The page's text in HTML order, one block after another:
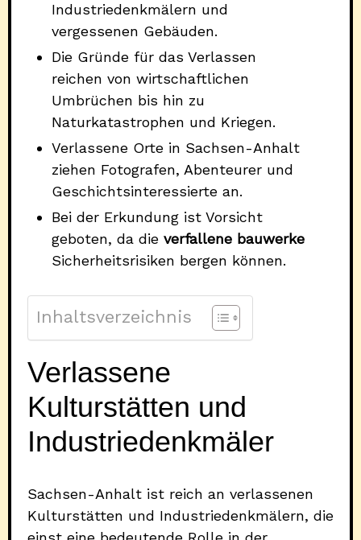
Industriedenkmälern und
vergessenen Gebäuden.
Die Gründe für das Verlassen
reichen von wirtschaftlichen
Umbrüchen bis hin zu
Naturkatastrophen und Kriegen.
Verlassene Orte in Sachsen-Anhalt
ziehen Fotografen, Abenteurer und
Geschichtsinteressierte an.
Bei der Erkundung ist Vorsicht
geboten, da die verfallene bauwerke
Sicherheitsrisiken bergen können.
Inhaltsverzeichnis
Verlassene
Kulturstätten und
Industriedenkmäler
Sachsen-Anhalt ist reich an verlassenen
Kulturstätten und Industriedenkmälern, die